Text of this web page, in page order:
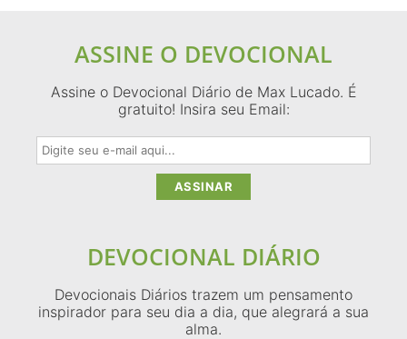
ASSINE O DEVOCIONAL
Assine o Devocional Diário de Max Lucado. É
gratuito! Insira seu Email:
DEVOCIONAL DIÁRIO
Devocionais Diários trazem um pensamento
inspirador para seu dia a dia, que alegrará a sua
alma.